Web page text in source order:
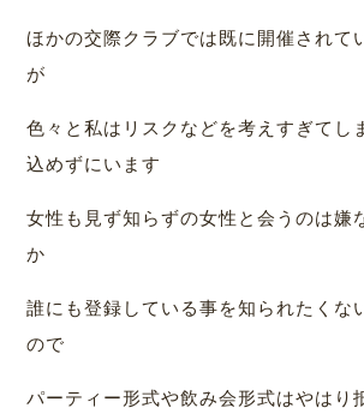
ほかの交際クラブでは既に開催されて
が
色々と私はリスクなどを考えすぎてし
込めずにいます
女性も見ず知らずの女性と会うのは嫌
か
誰にも登録している事を知られたくな
ので
パーティー形式や飲み会形式はやはり